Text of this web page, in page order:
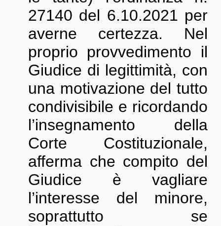
27140 del 6.10.2021 per
averne certezza. Nel
proprio provvedimento il
Giudice di legittimità, con
una motivazione del tutto
condivisibile e ricordando
l’insegnamento della
Corte Costituzionale,
afferma che compito del
Giudice è vagliare
l’interesse del minore,
soprattutto se